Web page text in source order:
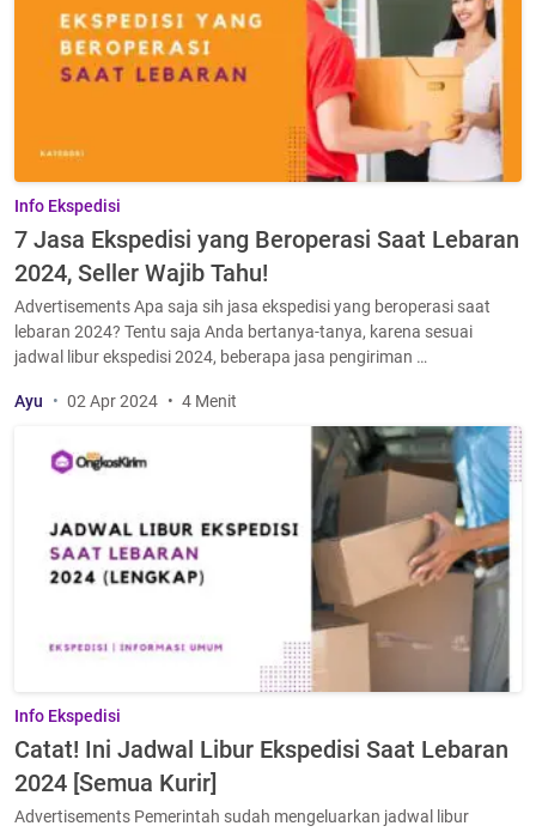
Info Ekspedisi
7 Jasa Ekspedisi yang Beroperasi Saat Lebaran
2024, Seller Wajib Tahu!
Advertisements Apa saja sih jasa ekspedisi yang beroperasi saat
lebaran 2024? Tentu saja Anda bertanya-tanya, karena sesuai
jadwal libur ekspedisi 2024, beberapa jasa pengiriman …
Ayu 02 Apr 2024 4 Menit
Info Ekspedisi
Catat! Ini Jadwal Libur Ekspedisi Saat Lebaran
2024 [Semua Kurir]
Advertisements Pemerintah sudah mengeluarkan jadwal libur